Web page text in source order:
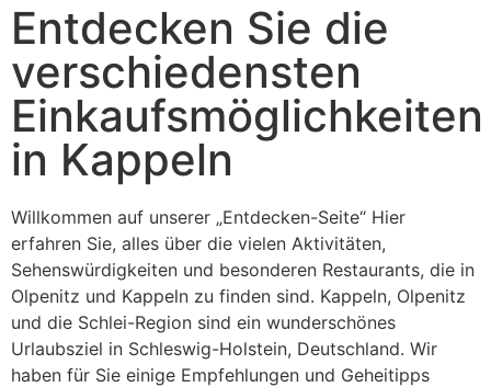
Entdecken Sie die
verschiedensten
Einkaufsmöglichkeiten
in Kappeln
Willkommen auf unserer „Entdecken-Seite“ Hier
erfahren Sie, alles über die vielen Aktivitäten,
Sehenswürdigkeiten und besonderen Restaurants, die in
Olpenitz und Kappeln zu finden sind. Kappeln, Olpenitz
und die Schlei-Region sind ein wunderschönes
Urlaubsziel in Schleswig-Holstein, Deutschland. Wir
haben für Sie einige Empfehlungen und Geheitipps